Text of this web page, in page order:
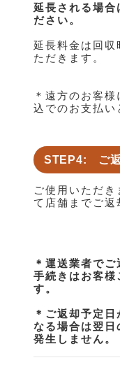
延長される場合
ださい。
延長料金は回収
ただきます。
＊遠方のお客
込でのお支払い
STEP4: ご
ご使用いただ
て店舗までご返
＊運送業者で
手続きはお客様
す。
＊ご返却予定
なる場合は翌日
発生しません。